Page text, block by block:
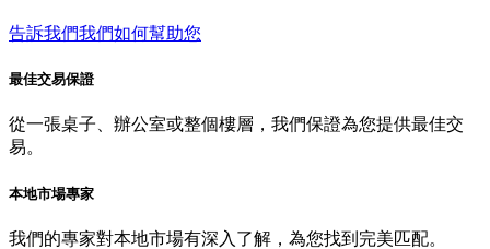
告訴我們我們如何幫助您
最佳交易保證
從一張桌子、辦公室或整個樓層，我們保證為您提供最佳交
易。
本地市場專家
我們的專家對本地市場有深入了解，為您找到完美匹配。